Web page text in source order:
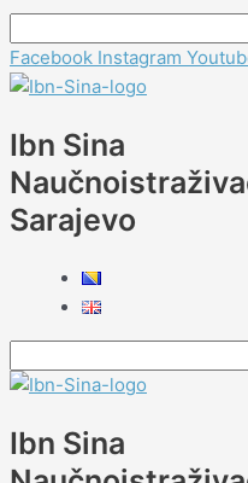
Facebook Instagram
Ibn Sina
Sarajevo
Ibn Sina